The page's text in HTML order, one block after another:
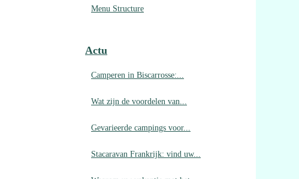
Menu Structure
Actu
Camperen in Biscarrosse:...
Wat zijn de voordelen van...
Gevarieerde campings voor...
Stacaravan Frankrijk: vind uw...